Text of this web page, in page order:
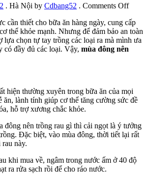
. Hà Nội by Cdbang52 . Comments Offon
đông
nên
trồng
rau
tốt
nhất?
cần thiết cho bữa ăn hàng ngày, cung cấp
thể khỏe mạnh. Nhưng để đảm bảo an toàn
lựa chọn tự tay trồng các loại ra mà mình ưa
có đầy đủ các loại. Vậy, mùa đông nên
hiện thường xuyên trong bữa ăn của mọi
ăn, lành tính giúp cơ thể tăng cường sức đề
hỗ trợ xương chắc khỏe.
đông nên trồng rau gì thì cải ngọt là ý tưởng
Đặc biệt, vào mùa đông, thời tiết lại rất
này.
khi mua về, ngâm trong nước ấm ở 40 độ
ra rửa sạch rồi để cho ráo nước.